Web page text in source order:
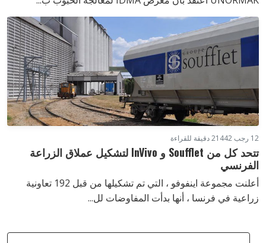
12 رجب 1442 2 دقيقة للقراءة
تتحد كل من Soufflet و InVivo لتشكيل عملاق الزراعة
الفرنسي
أعلنت مجموعة اينفوفو ، التي تم تشكيلها من قبل 192 تعاونية
زراعية في فرنسا ، أنها بدأت المفاوضات لل...